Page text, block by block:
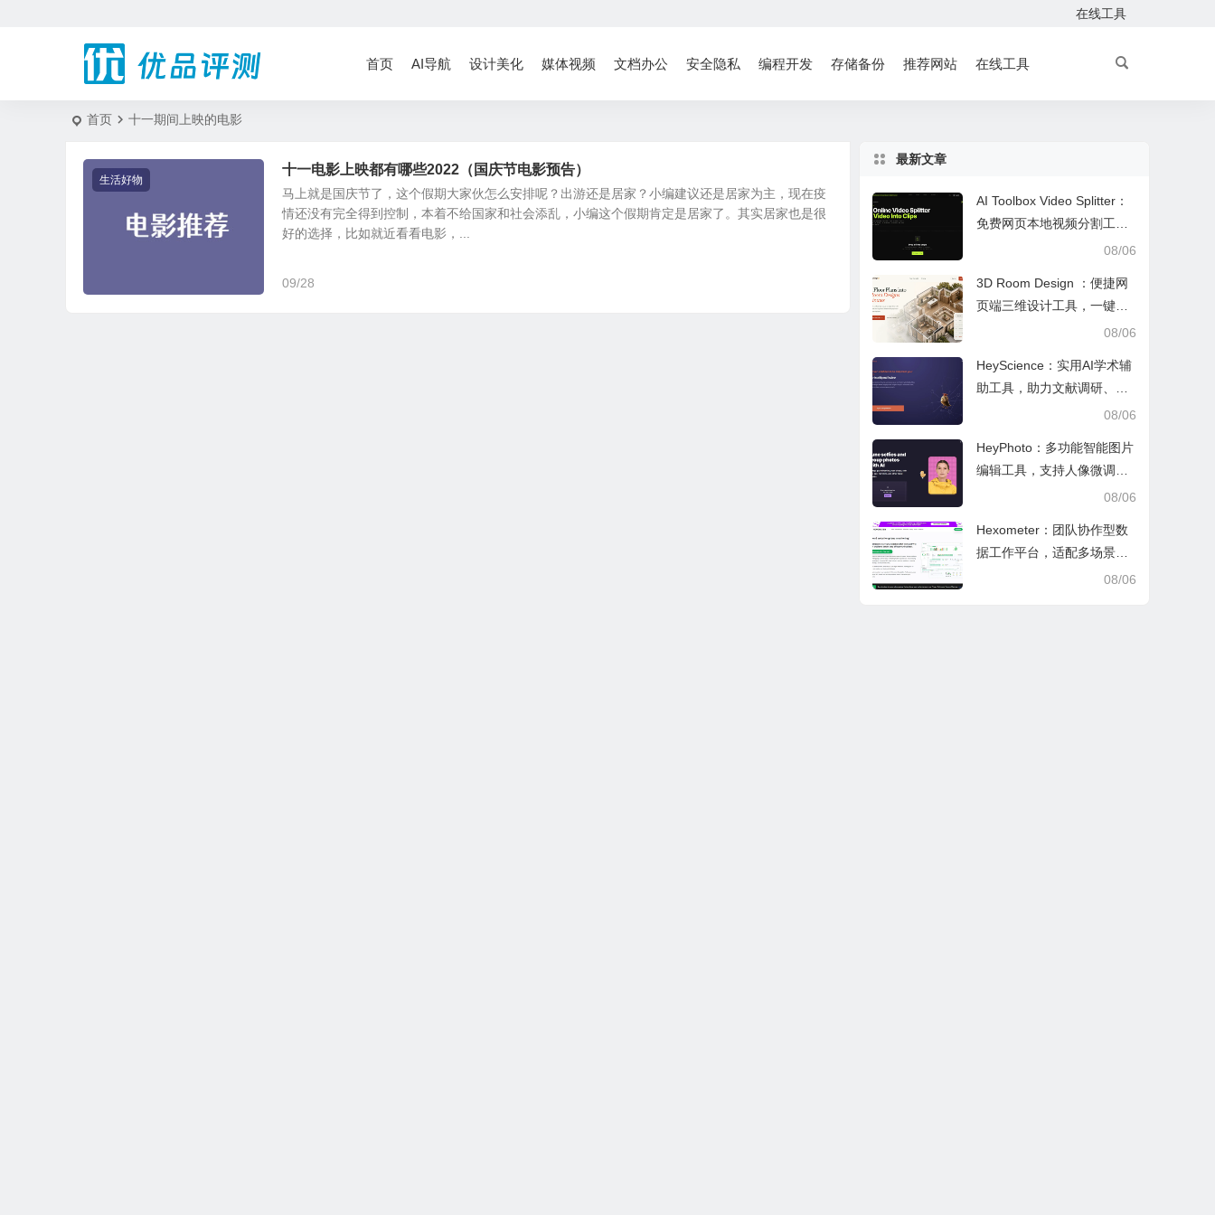
在线工具
首页 AI导航 设计美化 媒体视频 文档办公 安全隐私 编程开发 存储备份 推荐网站 在线工具
首页 十一期间上映的电影
生活好物
十一电影上映都有哪些2022（国庆节电影预告）
马上就是国庆节了，这个假期大家伙怎么安排呢？出游还是居家？小编建议还是居家为主，现在疫
情还没有完全得到控制，本着不给国家和社会添乱，小编这个假期肯定是居家了。其实居家也是很
好的选择，比如就近看看电影，...
09/28
最新文章
AI Toolbox Video Splitter：
免费网页本地视频分割工
具，多模式裁切高清视频且
08/06
3D Room Design ：便捷网
页端三维设计工具，一键户
型建模、实时改色布景助力
08/06
HeyScience：实用AI学术辅
助工具，助力文献调研、论
文审阅与日常学业研究工作
08/06
HeyPhoto：多功能智能图片
编辑工具，支持人像微调、
艺术创作与日常隐私防护08/06
Hexometer：团队协作型数
据工作平台，适配多场景数
据分析、高效办公与企业安
08/06